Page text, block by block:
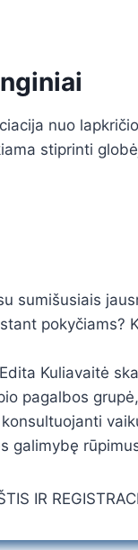
nuo
stiprinti
sumišusiais
pokyčiams?
Kuliavaitė
pagalbos
galimybę
IR